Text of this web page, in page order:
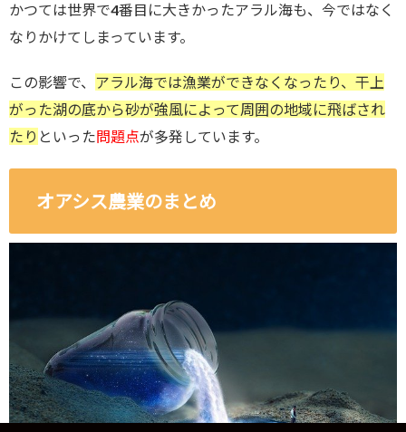
かつては世界で4番目に大きかったアラル海も、今ではなく
なりかけてしまっています。
この影響で、 アラル海では漁業ができなくなったり、干上
がった湖の底から砂が強風によって周囲の地域に飛ばされ
たり といった問題点が多発しています。
オアシス農業のまとめ